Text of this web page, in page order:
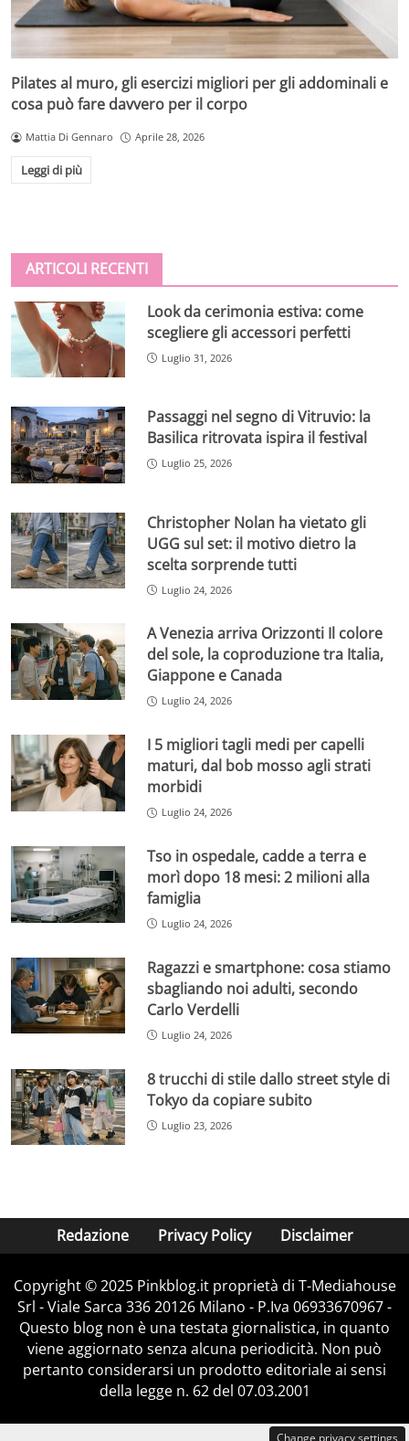
Pilates al muro, gli esercizi migliori per gli addominali e
cosa può fare davvero per il corpo
Mattia Di Gennaro Aprile 28, 2026
Leggi di più
ARTICOLI RECENTI
Look da cerimonia estiva: come
scegliere gli accessori perfetti
Luglio 31, 2026
Passaggi nel segno di Vitruvio: la
Basilica ritrovata ispira il festival
Luglio 25, 2026
Christopher Nolan ha vietato gli
UGG sul set: il motivo dietro la
scelta sorprende tutti
Luglio 24, 2026
A Venezia arriva Orizzonti Il colore
del sole, la coproduzione tra Italia,
Giappone e Canada
Luglio 24, 2026
I 5 migliori tagli medi per capelli
maturi, dal bob mosso agli strati
morbidi
Luglio 24, 2026
Tso in ospedale, cadde a terra e
morì dopo 18 mesi: 2 milioni alla
famiglia
Luglio 24, 2026
Ragazzi e smartphone: cosa stiamo
sbagliando noi adulti, secondo
Carlo Verdelli
Luglio 24, 2026
8 trucchi di stile dallo street style di
Tokyo da copiare subito
Luglio 23, 2026
Redazione Privacy Policy Disclaimer
Copyright © 2025 Pinkblog.it proprietà di T-Mediahouse
Srl - Viale Sarca 336 20126 Milano - P.Iva 06933670967 -
Questo blog non è una testata giornalistica, in quanto
viene aggiornato senza alcuna periodicità. Non può
pertanto considerarsi un prodotto editoriale ai sensi
della legge n. 62 del 07.03.2001
Change privacy settings